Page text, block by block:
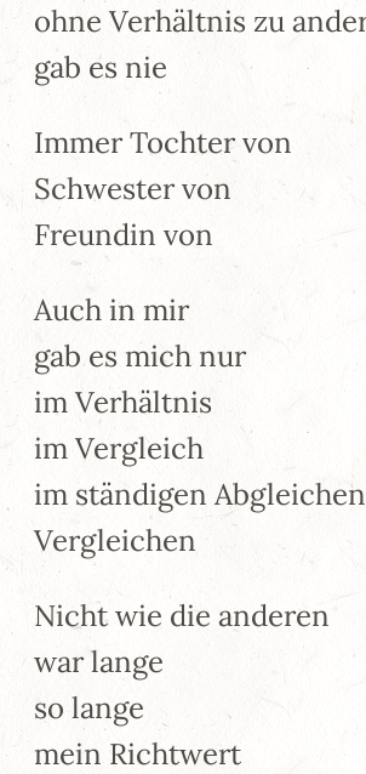
ohne Verhältnis zu
gab es nie
Immer Tochter von
Schwester von
Freundin von
Auch in mir
gab es mich nur
im Verhältnis
im Vergleich
im ständigen Abgleichen
Vergleichen
Nicht wie die anderen
war lange
so lange
mein Richtwert